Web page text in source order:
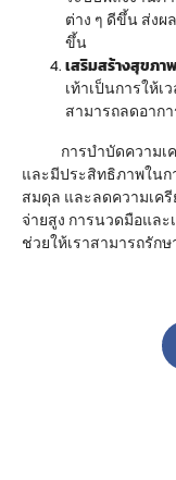
ต่าง ๆ ดีขึ้น ส่งผ
ขึ้น
เสริมสร้างสุขภา
เท้าเป็นการให้เ
สามารถลดอาก
การบำบัดความเครี
และมีประสิทธิภาพในก
สมดุล และลดความเครี
จ่ายสูง การนวดมือแล
ช่วยให้เราสามารถรัก